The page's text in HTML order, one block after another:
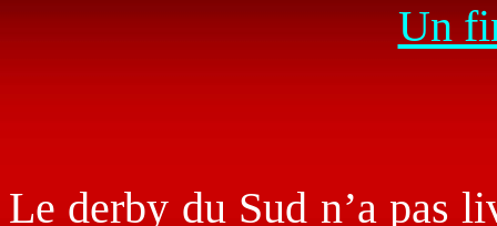
Un
Le derby du Sud n’a pas